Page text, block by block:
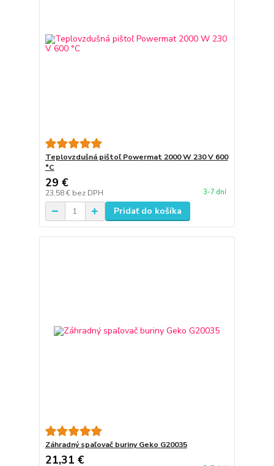
Teplovzdušná pištoľ Powermat 2000 W 230 V 600
°C
29 €
23,58 € bez DPH 3-7 dní
Pridať do košíka
Záhradný spaľovač buriny Geko G20035
21,31 €